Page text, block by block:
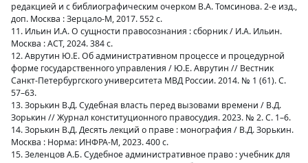
редакцией и с библиографическим очерком В.А. Томсинова. 2-е изд.,
доп. Москва : Зерцало-М, 2017. 552 с.
11. Ильин И.А. О сущности правосознания : сборник / И.А. Ильин.
Москва : АСТ, 2024. 384 с.
12. Аврутин Ю.Е. Об административном процессе и процедурной
форме государственного управления / Ю.Е. Аврутин // Вестник
Санкт-Петербургского университета МВД России. 2014. № 1 (61). С.
57–63.
13. Зорькин В.Д. Судебная власть перед вызовами времени / В.Д.
Зорькин // Журнал конституционного правосудия. 2023. № 2. С. 1–6.
14. Зорькин В.Д. Десять лекций о праве : монография / В.Д. Зорькин.
Москва : Норма: ИНФРА-М, 2023. 400 с.
15. Зеленцов А.Б. Судебное административное право : учебник для